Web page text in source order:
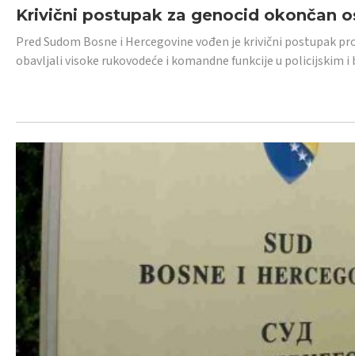
Krivični postupak za genocid okončan
Pred Sudom Bosne i Hercegovine vođen je krivični postupak
obavljali visoke rukovodeće i komandne funkcije u policijskim